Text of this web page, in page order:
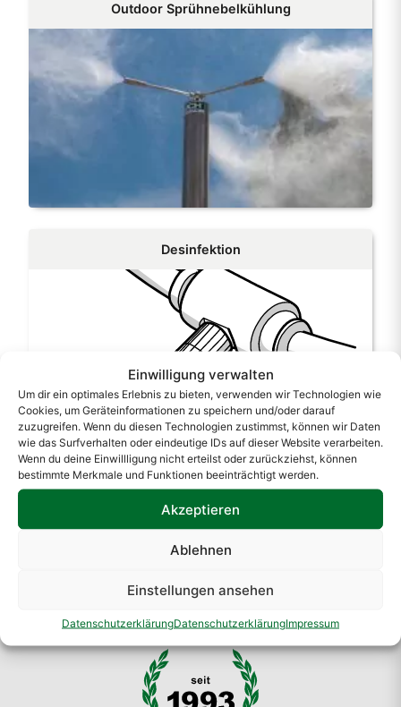
Einwilligung verwalten
Um dir ein optimales Erlebnis zu bieten, verwenden wir Technologien wie
Cookies, um Geräteinformationen zu speichern und/oder darauf
zuzugreifen. Wenn du diesen Technologien zustimmst, können wir Daten
wie das Surfverhalten oder eindeutige IDs auf dieser Website verarbeiten.
Wenn du deine Einwillligung nicht erteilst oder zurückziehst, können
bestimmte Merkmale und Funktionen beeinträchtigt werden.
Akzeptieren
Ablehnen
Einstellungen ansehen
DatenschutzerklärungDatenschutzerklärungImpressum
Outdoor Sprühnebelkühlung
Desinfektion